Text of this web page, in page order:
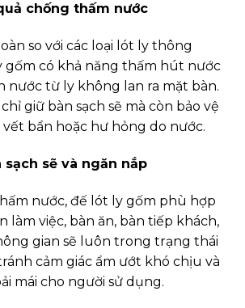
chống thấm nước
so với các loại lót ly thông
gốm có khả năng thấm hút nước
nước từ ly không lan ra mặt bàn.
giữ bàn sạch sẽ mà còn bảo vệ
bẩn hoặc hư hỏng do nước.
sẽ và ngăn nắp
nước, đế lót ly gốm phù hợp
làm việc, bàn ăn, bàn tiếp khách,
gian sẽ luôn trong trạng thái
cảm giác ẩm ướt khó chịu và
mái cho người sử dụng.